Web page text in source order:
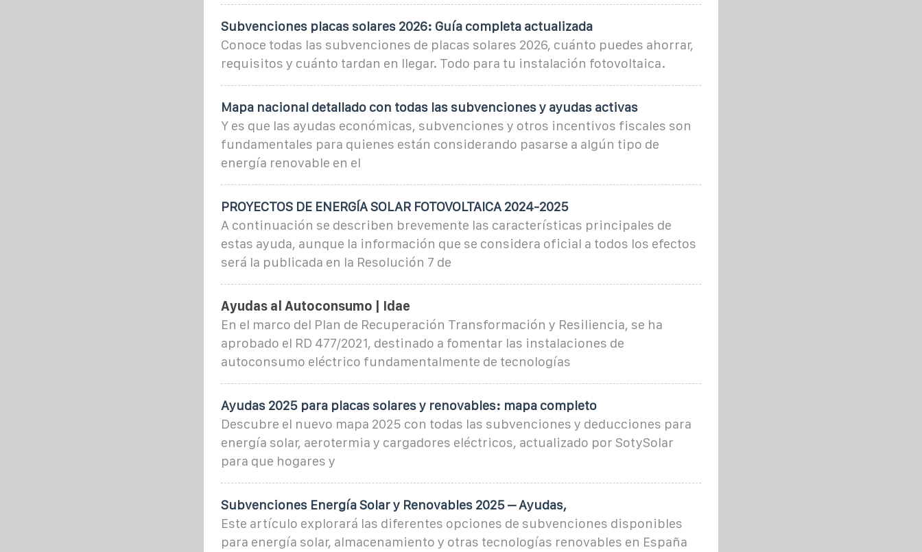
Subvenciones placas solares 2026: Guía completa actualizada
Conoce todas las subvenciones de placas solares 2026, cuánto puedes ahorrar,
requisitos y cuánto tardan en llegar. Todo para tu instalación fotovoltaica.
Mapa nacional detallado con todas las subvenciones y ayudas activas
Y es que las ayudas económicas, subvenciones y otros incentivos fiscales son
fundamentales para quienes están considerando pasarse a algún tipo de
energía renovable en el
PROYECTOS DE ENERGÍA SOLAR FOTOVOLTAICA 2024-2025
A continuación se describen brevemente las características principales de
estas ayuda, aunque la información que se considera oficial a todos los efectos
será la publicada en la Resolución 7 de
Ayudas al Autoconsumo | Idae
En el marco del Plan de Recuperación Transformación y Resiliencia, se ha
aprobado el RD 477/2021, destinado a fomentar las instalaciones de
autoconsumo eléctrico fundamentalmente de tecnologías
Ayudas 2025 para placas solares y renovables: mapa completo
Descubre el nuevo mapa 2025 con todas las subvenciones y deducciones para
energía solar, aerotermia y cargadores eléctricos, actualizado por SotySolar
para que hogares y
Subvenciones Energía Solar y Renovables 2025 – Ayudas,
Este artículo explorará las diferentes opciones de subvenciones disponibles
para energía solar, almacenamiento y otras tecnologías renovables en España